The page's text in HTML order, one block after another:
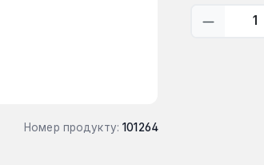
Номер продукту: 101264